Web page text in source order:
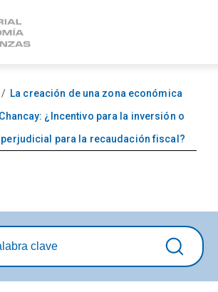
/ La creación de una zona económica
¿Incentivo para la inversión o
para la recaudación fiscal?